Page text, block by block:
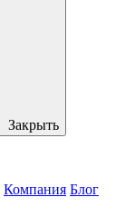
Закрыть
Компания Блог